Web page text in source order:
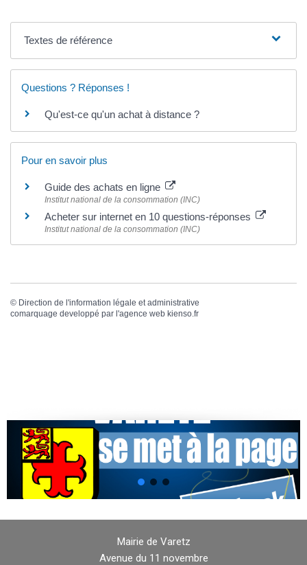
Textes de référence
Questions ? Réponses !
Qu'est-ce qu'un achat à distance ?
Pour en savoir plus
Guide des achats en ligne
Institut national de la consommation (INC)
Acheter sur internet en 10 questions-réponses
Institut national de la consommation (INC)
© Direction de l'information légale et administrative
comarquage developpé par l'agence web kienso.fr
Mairie de Varetz
Avenue du 11 novembre